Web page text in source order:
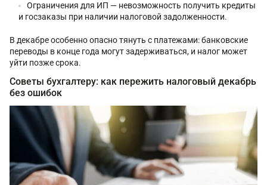
Ограничения для ИП — невозможность получить кредиты
и госзаказы при наличии налоговой задолженности.
В декабре особенно опасно тянуть с платежами: банковские
переводы в конце года могут задерживаться, и налог может
уйти позже срока.
Советы бухгалтеру: как пережить налоговый декабрь
без ошибок